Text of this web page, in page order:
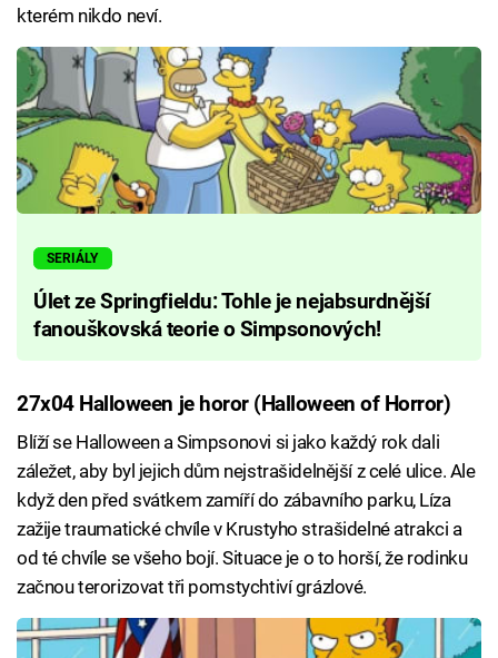
kterém nikdo neví.
SERIÁLY
Úlet ze Springfieldu: Tohle je nejabsurdnější
fanouškovská teorie o Simpsonových!
27x04 Halloween je horor (Halloween of Horror)
Blíží se Halloween a Simpsonovi si jako každý rok dali
záležet, aby byl jejich dům nejstrašidelnější z celé ulice. Ale
když den před svátkem zamíří do zábavního parku, Líza
zažije traumatické chvíle v Krustyho strašidelné atrakci a
od té chvíle se všeho bojí. Situace je o to horší, že rodinku
začnou terorizovat tři pomstychtiví grázlové.